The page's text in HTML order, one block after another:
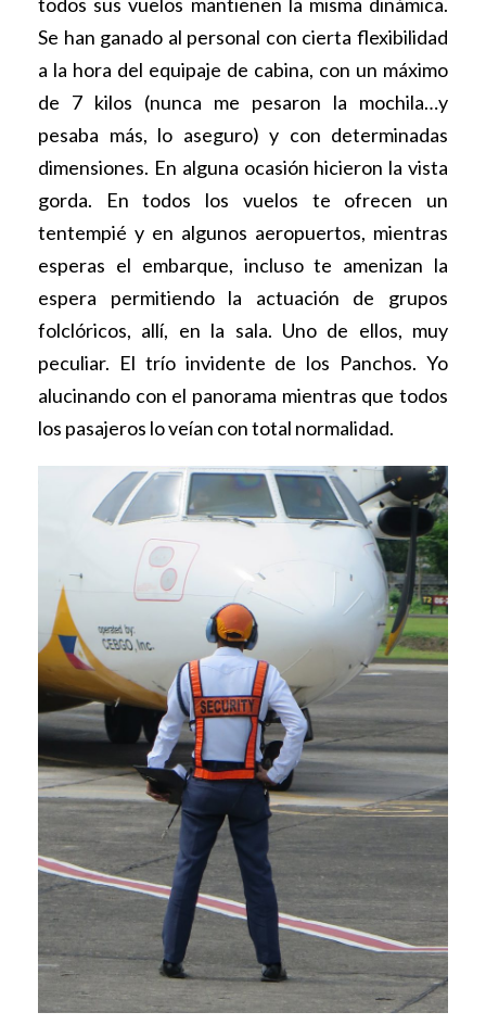
Se han ganado al personal con cierta flexibilidad
a la hora del equipaje de cabina, con un máximo
de 7 kilos (nunca me pesaron la mochila…y
pesaba más, lo aseguro) y con determinadas
dimensiones. En alguna ocasión hicieron la vista
gorda. En todos los vuelos te ofrecen un
tentempié y en algunos aeropuertos, mientras
esperas el embarque, incluso te amenizan la
espera permitiendo la actuación de grupos
folclóricos, allí, en la sala. Uno de ellos, muy
peculiar. El trío invidente de los Panchos. Yo
alucinando con el panorama mientras que todos
los pasajeros lo veían con total normalidad.